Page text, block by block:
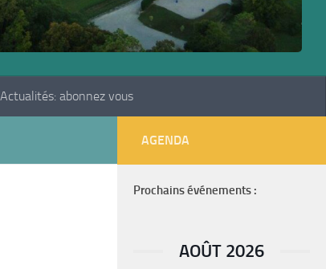
Actualités: abonnez vous
AGENDA
Prochains événements :
AOÛT 2026